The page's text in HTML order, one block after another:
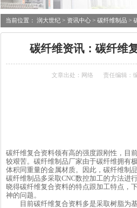
当前位置： 润大世纪 > 资讯中心 > 碳纤维制品 >
碳纤维资讯：碳纤维
文章出处：网络 责任编辑：
碳纤维复合资料领有高的强度跟刚性，目
较艰苦。 碳纤维制品厂家由于碳纤维拥有
体积同重量的金属材质。因此，碳纤维制
碳纤维制品多采取CNC数控加工的方法进
晓得碳纤维复合资料的特点跟加工特点，
神的问题。
目前碳纤维复合资料多是采取树脂为基